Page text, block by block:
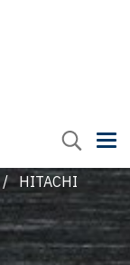
HITACHI